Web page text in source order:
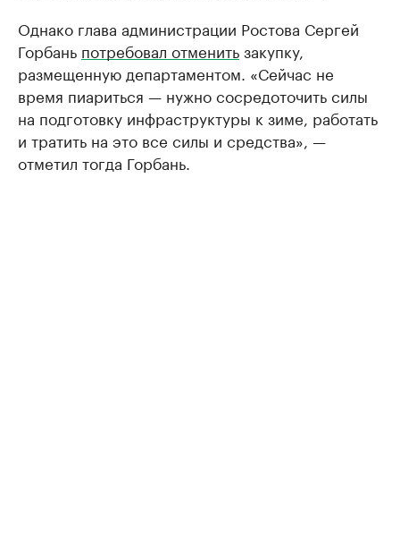
Однако глава администрации Ростова Сергей
Горбань потребовал отменитьзакупку,
размещенную департаментом. «Сейчас не
время пиариться — нужно сосредоточить силы
на подготовку инфраструктуры к зиме, работать
и тратить на это все силы и средства», —
отметил тогда Горбань.